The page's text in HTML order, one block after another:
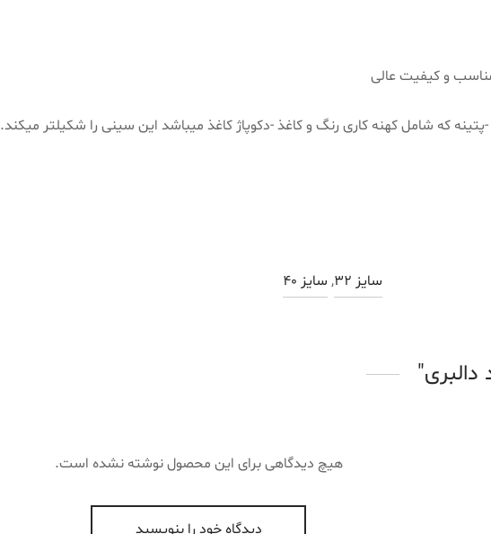
و کیفیت عالی
که شامل کهنه کاری رنگ و کاغذ -دکوپاژ کاغذ میباشد این سینی را شکیلتر میکند.
سایز 32 , سایز 40
هیچ دیدگاهی برای این محصول نوشته نشده است.
دیدگاه خود را بنویسید